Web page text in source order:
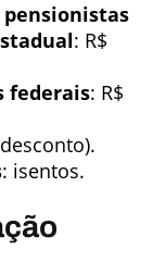
pensionistas
: R$
federais: R$
: isentos.